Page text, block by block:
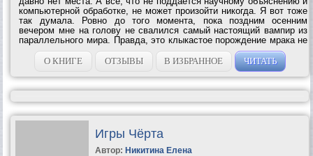
компьютерной обработке, не может произойти никогда. Я вот тоже
так думала. Ровно до того момента, пока поздним осенним
вечером мне на голову не свалился самый настоящий вампир из
параллельного мира. Правда, это клыкастое порождение мрака не
торопилось пробовать меня на вкус, а всего лишь потребовало в
срочном...О КНИГЕ ОТЗЫВЫ В ИЗБРАННОЕ ЧИТАТЬ
Игры Чёрта
Автор: Никитина Елена